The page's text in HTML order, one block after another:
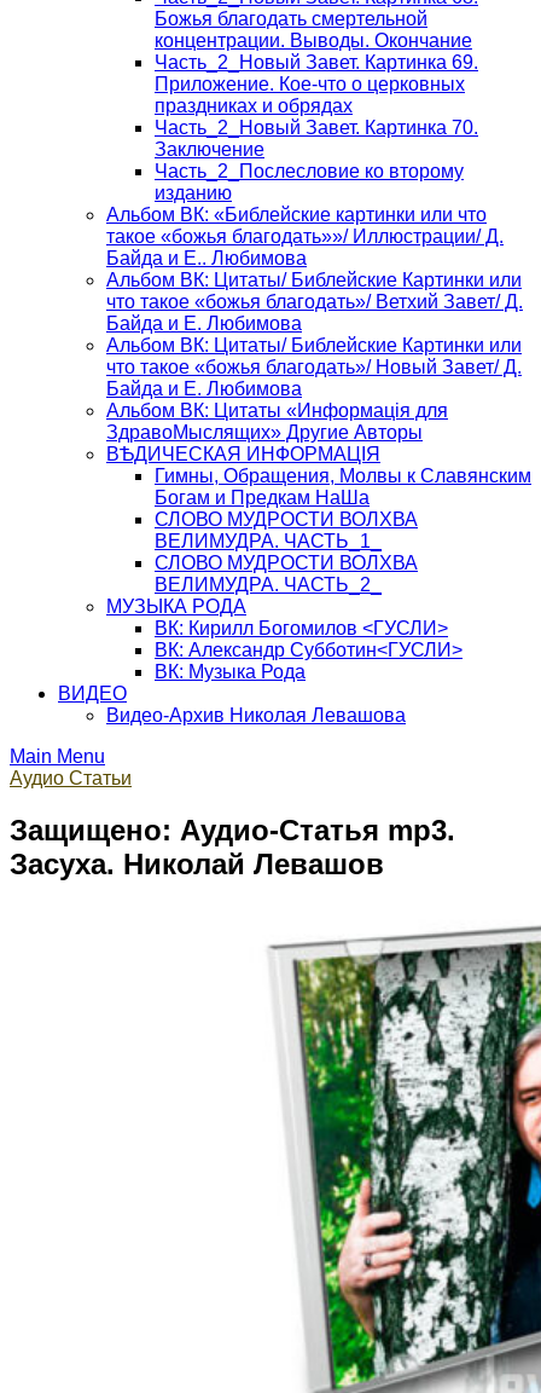
Божья благодать смертельной
концентрации. Выводы. Окончание
Часть_2_Новый Завет. Картинка 69.
Приложение. Кое-что о церковных
праздниках и обрядах
Часть_2_Новый Завет. Картинка 70.
Заключение
Часть_2_Послесловие ко второму
изданию
Альбом ВК: «Библейские картинки или что
такое «божья благодать»»/ Иллюстрации/ Д.
Байда и Е.. Любимова
Альбом ВК: Цитаты/ Библейские Картинки или
что такое «божья благодать»/ Ветхий Завет/ Д.
Байда и Е. Любимова
Альбом ВК: Цитаты/ Библейские Картинки или
что такое «божья благодать»/ Новый Завет/ Д.
Байда и Е. Любимова
Альбом ВК: Цитаты «Информацiя для
ЗдравоМыслящих» Другие Авторы
ВѢДИЧЕСКАЯ ИНФОРМАЦIЯ
Гимны, Обращения, Молвы к Славянским
Богам и Предкам НаШа
СЛОВО МУДРОСТИ ВОЛХВА
ВЕЛИМУДРА. ЧАСТЬ_1_
СЛОВО МУДРОСТИ ВОЛХВА
ВЕЛИМУДРА. ЧАСТЬ_2_
МУЗЫКА РОДА
ВК: Кирилл Богомилов <ГУСЛИ>
ВК: Александр Субботин<ГУСЛИ>
ВК: Музыка Рода
ВИДЕО
Видео-Архив Николая Левашова
Main Menu
Аудио Статьи
Защищено: Аудио-Статья mp3.
Засуха. Николай Левашов